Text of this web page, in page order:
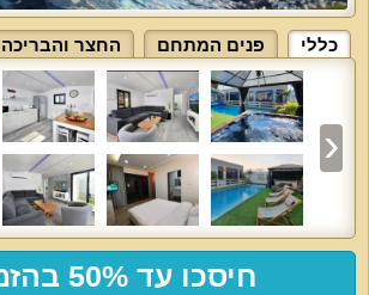
כללי פנים המתחם החצר והבריכה
חיסכו עד 50% בהזמנת: